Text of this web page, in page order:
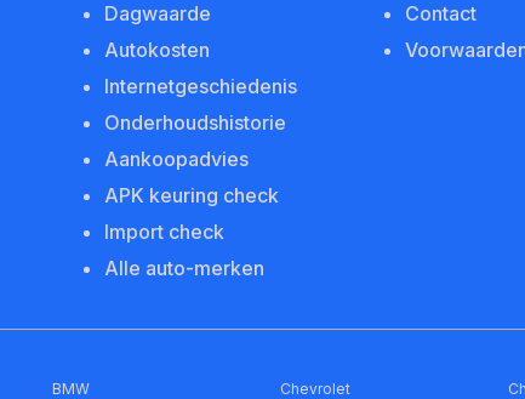
Dagwaarde
Autokosten
Internetgeschiedenis
Onderhoudshistorie
Aankoopadvies
APK keuring check
Import check
Alle auto-merken
Contact
BMW Chevrolet